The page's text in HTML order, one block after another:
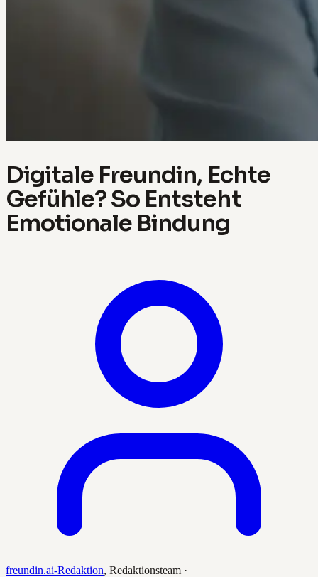
Digitale Freundin, Echte
Gefühle? So Entsteht
Emotionale Bindung
freundin.ai-Redaktion, Redaktionsteam ·